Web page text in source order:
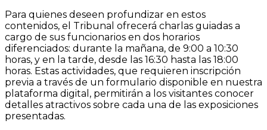
Para quienes deseen profundizar en estos
contenidos, el Tribunal ofrecerá charlas guiadas a
cargo de sus funcionarios en dos horarios
diferenciados: durante la mañana, de 9:00 a 10:30
horas, y en la tarde, desde las 16:30 hasta las 18:00
horas. Estas actividades, que requieren inscripción
previa a través de un formulario disponible en nuestra
plataforma digital, permitirán a los visitantes conocer
detalles atractivos sobre cada una de las exposiciones
presentadas.